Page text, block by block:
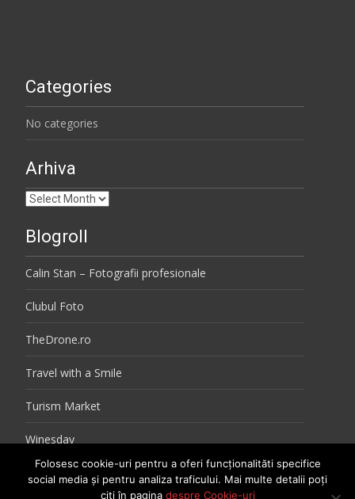
Categories
No categories
Arhiva
Arhiva
Blogroll
Calin Stan – Fotografii profesionale
Clubul Foto
TheDrone.ro
Travel with a Smile
Turism Market
Winesday
Folosesc cookie-uri pentru a oferi funcționalităti specifice
social media și pentru analiza traficului. Mai multe detalii poți
citi în pagina despre Cookie-uri